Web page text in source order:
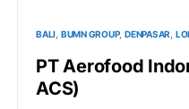
BALI BUMN GROUP DENPASAR
PT Aerofood
ACS)